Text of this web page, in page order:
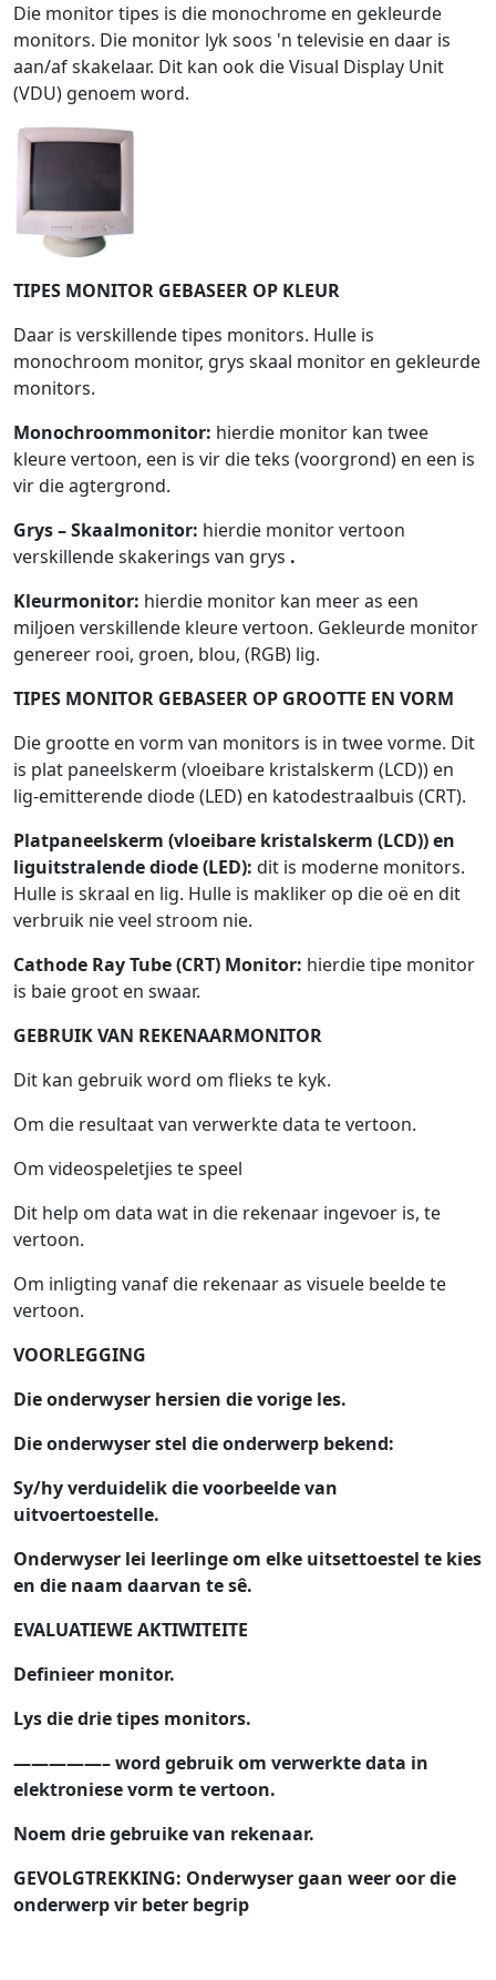
Die monitor tipes is die monochrome en gekleurde
monitors. Die monitor lyk soos 'n televisie en daar is
aan/af skakelaar. Dit kan ook die Visual Display Unit
(VDU) genoem word.
TIPES MONITOR GEBASEER OP KLEUR
Daar is verskillende tipes monitors. Hulle is
monochroom monitor, grys skaal monitor en gekleurde
monitors.
Monochroommonitor: hierdie monitor kan twee
kleure vertoon, een is vir die teks (voorgrond) en een is
vir die agtergrond.
Grys – Skaalmonitor: hierdie monitor vertoon
verskillende skakerings van grys .
Kleurmonitor: hierdie monitor kan meer as een
miljoen verskillende kleure vertoon. Gekleurde monitor
genereer rooi, groen, blou, (RGB) lig.
TIPES MONITOR GEBASEER OP GROOTTE EN VORM
Die grootte en vorm van monitors is in twee vorme. Dit
is plat paneelskerm (vloeibare kristalskerm (LCD)) en
lig-emitterende diode (LED) en katodestraalbuis (CRT).
Platpaneelskerm (vloeibare kristalskerm (LCD)) en
liguitstralende diode (LED): dit is moderne monitors.
Hulle is skraal en lig. Hulle is makliker op die oë en dit
verbruik nie veel stroom nie.
Cathode Ray Tube (CRT) Monitor: hierdie tipe monitor
is baie groot en swaar.
GEBRUIK VAN REKENAARMONITOR
Dit kan gebruik word om flieks te kyk.
Om die resultaat van verwerkte data te vertoon.
Om videospeletjies te speel
Dit help om data wat in die rekenaar ingevoer is, te
vertoon.
Om inligting vanaf die rekenaar as visuele beelde te
vertoon.
VOORLEGGING
Die onderwyser hersien die vorige les.
Die onderwyser stel die onderwerp bekend:
Sy/hy verduidelik die voorbeelde van
uitvoertoestelle.
Onderwyser lei leerlinge om elke uitsettoestel te kies
en die naam daarvan te sê.
EVALUATIEWE AKTIWITEITE
Definieer monitor.
Lys die drie tipes monitors.
—————– word gebruik om verwerkte data in
elektroniese vorm te vertoon.
Noem drie gebruike van rekenaar.
GEVOLGTREKKING: Onderwyser gaan weer oor die
onderwerp vir beter begrip